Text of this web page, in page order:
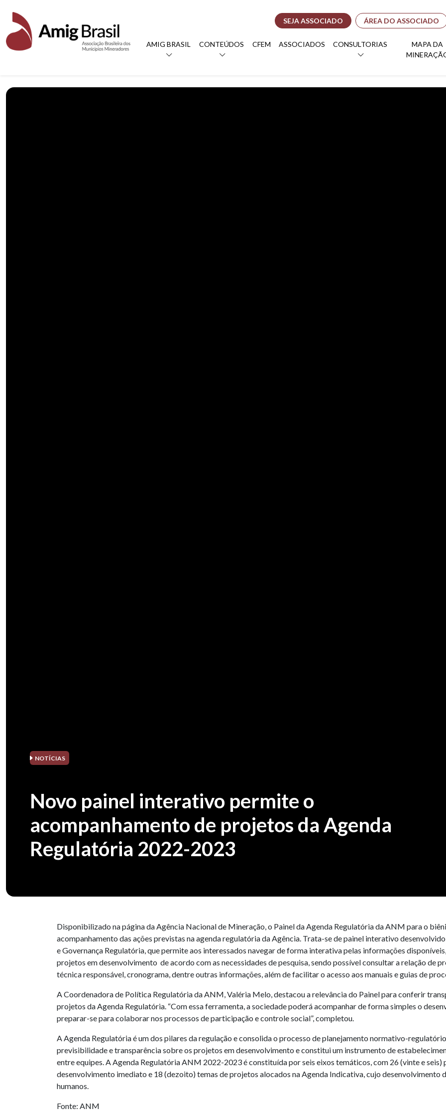
SEJA ASSOCIADO ÁREA DO ASSOCIADO
AMIG BRASIL CONTEÚDOS CFEM ASSOCIADOS CONSULTORIAS
MAPA DA
NOTÍCIAS
Novo painel interativo permite o
acompanhamento de projetos da Agenda
Regulatória 2022-2023
Disponibilizado na página da Agência Nacional de Mineração, o Painel da Agenda Regulatória da ANM para o
acompanhamento das ações previstas na agenda regulatória da Agência. Trata-se de painel interativo
e Governança Regulatória, que permite aos interessados navegar de forma interativa pelas informações
projetos em desenvolvimento de acordo com as necessidades de pesquisa, sendo possível consultar a relação de
técnica responsável, cronograma, dentre outras informações, além de facilitar o acesso aos manuais e guias de
A Coordenadora de Política Regulatória da ANM, Valéria Melo, destacou a relevância do Painel para conferir
projetos da Agenda Regulatória. “Com essa ferramenta, a sociedade poderá acompanhar de forma simples o
preparar-se para colaborar nos processos de participação e controle social”, completou.
A Agenda Regulatória é um dos pilares da regulação e consolida o processo de planejamento normativo-
previsibilidade e transparência sobre os projetos em desenvolvimento e constitui um instrumento de
entre equipes. A Agenda Regulatória ANM 2022-2023 é constituída por seis eixos temáticos, com 26 (vinte e
desenvolvimento imediato e 18 (dezoito) temas de projetos alocados na Agenda Indicativa, cujo desenvolvimento
humanos.
Fonte: ANM